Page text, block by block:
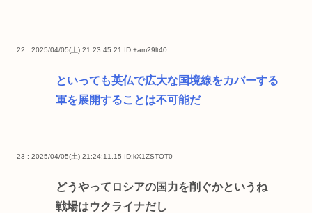
22 : 2025/04/05(土) 21:23:45.21 ID:+am29lt40
といっても英仏で広大な国境線をカバーする
軍を展開することは不可能だ
23 : 2025/04/05(土) 21:24:11.15 ID:kX1ZSTOT0
どうやってロシアの国力を削ぐかというね
戦場はウクライナだし